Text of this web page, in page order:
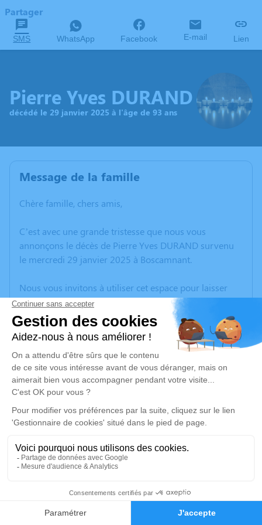
Faire-part Hommages
Partager
SMS WhatsApp Facebook E-mail Lien
Pierre Yves DURAND
décédé le 29 janvier 2025 à l'âge de 93 ans
Message de la famille
Chère famille, chers amis,
C’est avec une grande tristesse que nous vous
annonçons le décès de Pierre Yves DURAND survenu
le mercredi 29 janvier 2025 à Boscamnant.
Nous vous invitons à utiliser cet espace pour laisser
vos condoléances, partager des photos souvenirs, une
anecdote ou exprimer vos pensées à travers des
poèmes ou des textes. Cet endroit est un lieu
d'expression dédié à honorer la mémoire de Pierre
Yves DURAND.
Cérémonie religieuse
Église Notre Dame de l'Assomption de Le
Fouilloux
Je rends hommage